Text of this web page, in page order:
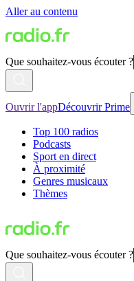
Aller au contenu
Que souhaitez-vous écouter ?
Ouvrir l'appDécouvrir Prime
Top 100 radios
Podcasts
Sport en direct
À proximité
Genres musicaux
Thèmes
Que souhaitez-vous écouter ?